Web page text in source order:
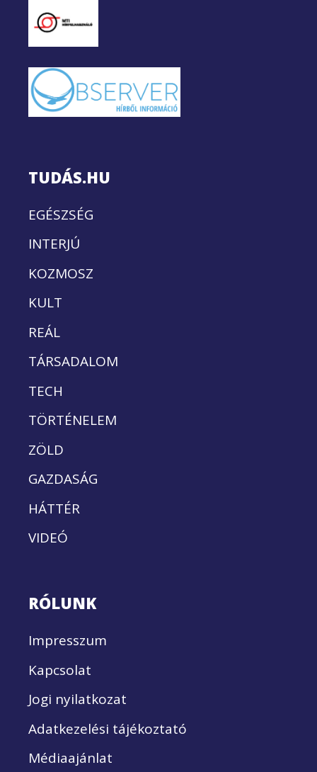
TUDÁS.HU
EGÉSZSÉG
INTERJÚ
KOZMOSZ
KULT
REÁL
TÁRSADALOM
TECH
TÖRTÉNELEM
ZÖLD
GAZDASÁG
HÁTTÉR
VIDEÓ
RÓLUNK
Impresszum
Kapcsolat
Jogi nyilatkozat
Adatkezelési tájékoztató
Médiaajánlat